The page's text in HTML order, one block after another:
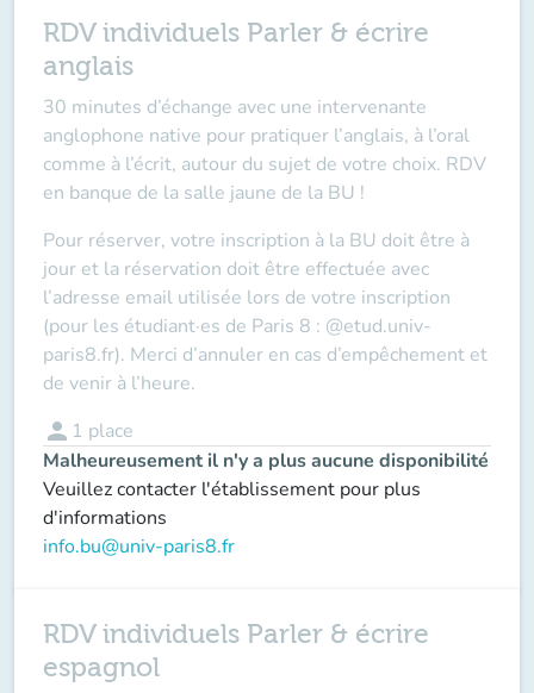
RDV individuels Parler & écrire
anglais
30 minutes d’échange avec une intervenante
anglophone native pour pratiquer l’anglais, à l’oral
comme à l’écrit, autour du sujet de votre choix. RDV
en banque de la salle jaune de la BU !
Pour réserver, votre inscription à la BU doit être à
jour et la réservation doit être effectuée avec
l’adresse email utilisée lors de votre inscription
(pour les étudiant·es de Paris 8 : @etud.univ-
paris8.fr). Merci d’annuler en cas d’empêchement et
de venir à l’heure.
person 1 place
Malheureusement il n'y a plus aucune disponibilité
Veuillez contacter l'établissement pour plus
d'informations
info.bu@univ-paris8.fr
RDV individuels Parler & écrire
espagnol